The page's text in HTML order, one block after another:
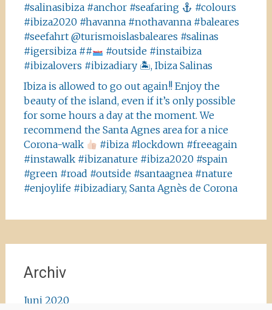
#salinasibiza #anchor #seafaring
#colours
#ibiza2020 #havanna #nothavanna #baleares
#seefahrt @turismoislasbaleares #salinas
#igersibiza ##
#outside #instaibiza
#ibizalovers #ibizadiary 🏝, Ibiza Salinas
Ibiza is allowed to go out again!! Enjoy the
beauty of the island, even if it’s only possible
for some hours a day at the moment. We
recommend the Santa Agnes area for a nice
Corona-walk
#ibiza #lockdown #freeagain
#instawalk #ibizanature #ibiza2020 #spain
#green #road #outside #santaagnea #nature
#enjoylife #ibizadiary, Santa Agnès de Corona
Archiv
Juni 2020